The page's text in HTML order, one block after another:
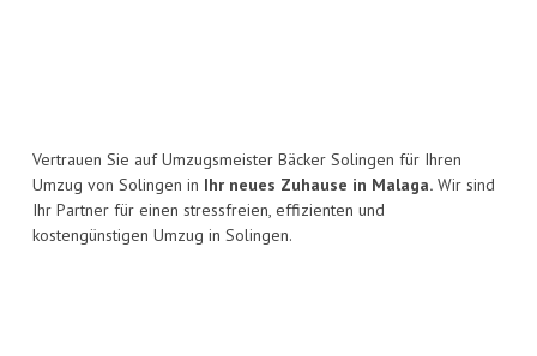
Vertrauen Sie auf Umzugsmeister Bäcker Solingen für Ihren
Umzug von Solingen in Ihr neues Zuhause in Malaga. Wir sind
Ihr Partner für einen stressfreien, effizienten und
kostengünstigen Umzug in Solingen.